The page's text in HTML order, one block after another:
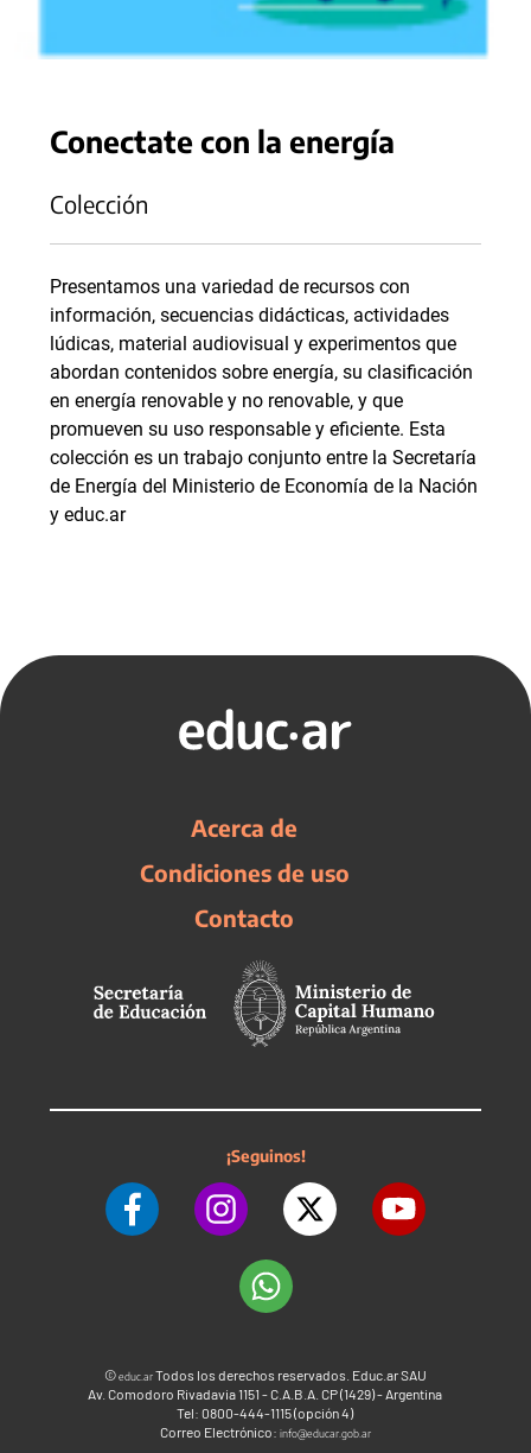
Conectate con la energía
Colección
Presentamos una variedad de recursos con
información, secuencias didácticas, actividades
lúdicas, material audiovisual y experimentos que
abordan contenidos sobre energía, su clasificación
en energía renovable y no renovable, y que
promueven su uso responsable y eficiente. Esta
colección es un trabajo conjunto entre la Secretaría
de Energía del Ministerio de Economía de la Nación
y educ.ar
Acerca de
Condiciones de uso
Contacto
¡Seguinos!
©educ.arTodos los derechos reservados. Educ.ar SAU
Av. Comodoro Rivadavia 1151 - C.A.B.A. CP (1429) - Argentina
Tel: 0800-444-1115 (opción 4)
Correo Electrónico: info@educar.gob.ar